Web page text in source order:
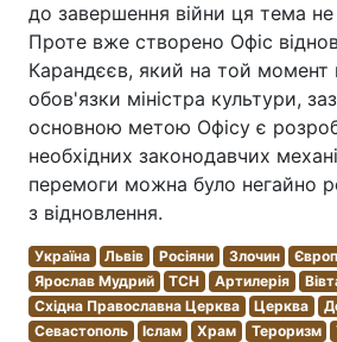
до завершення війни ця тема
Проте вже створено Офіс
Карандєєв, який на той момент
обов'язки міністра культури,
основною метою Офісу є
необхідних законодавчих
перемоги можна було негайно
з відновлення.
Україна Львів Росіяни Злочин
Ярослав Мудрий
ТСН Артилерія
Східна Православна Церква
Церква
Севастополь
Іслам Храм Тероризм